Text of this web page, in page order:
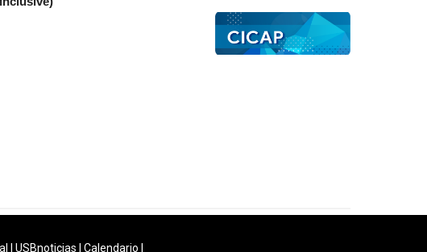
|USBnoticias |Calendario